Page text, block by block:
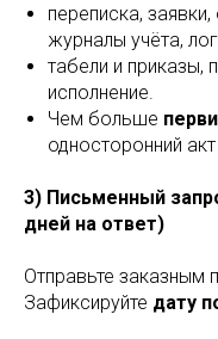
переписка,
журналы учёта,
табели и
исполнение.
Чем больше
односторонний
3) Письменный
дней на ответ)
Отправьте
Зафиксируйте дату